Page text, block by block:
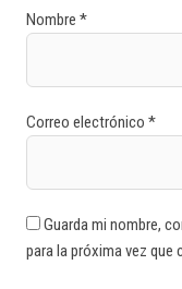
Nombre *
Correo electrónico *
Guarda mi nombre,
para la próxima vez que